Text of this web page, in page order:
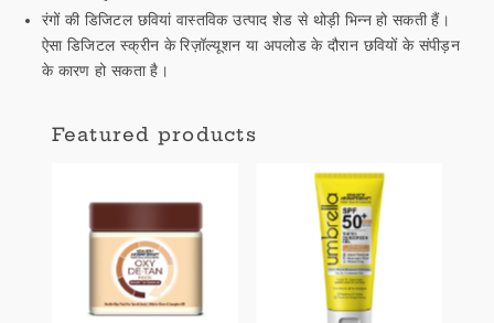
रंगों की डिजिटल छवियां वास्तविक उत्पाद शेड से थोड़ी भिन्न हो सकती हैं।
ऐसा डिजिटल स्क्रीन के रिज़ॉल्यूशन या अपलोड के दौरान छवियों के संपीड़न
के कारण हो सकता है।
Featured products